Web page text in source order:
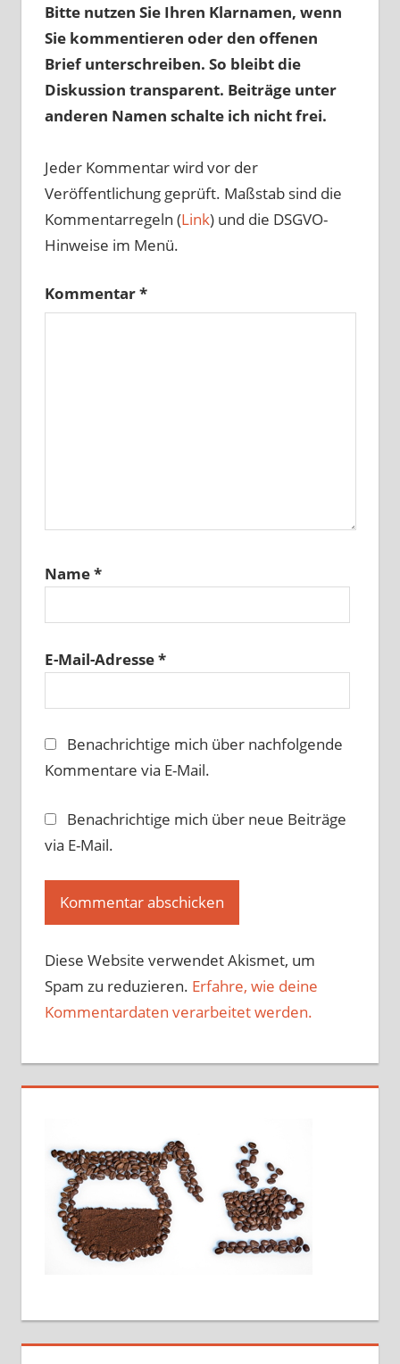
Bitte nutzen Sie Ihren Klarnamen, wenn
Sie kommentieren oder den offenen
Brief unterschreiben. So bleibt die
Diskussion transparent. Beiträge unter
anderen Namen schalte ich nicht frei.
Jeder Kommentar wird vor der
Veröffentlichung geprüft. Maßstab sind die
Kommentarregeln (Link) und die DSGVO-
Hinweise im Menü.
Kommentar*
Name*
E-Mail-Adresse*
Benachrichtige mich über nachfolgende
Kommentare via E-Mail.
Benachrichtige mich über neue Beiträge
via E-Mail.
Diese Website verwendet Akismet, um
Spam zu reduzieren. Erfahre, wie deine
Kommentardaten verarbeitet werden.